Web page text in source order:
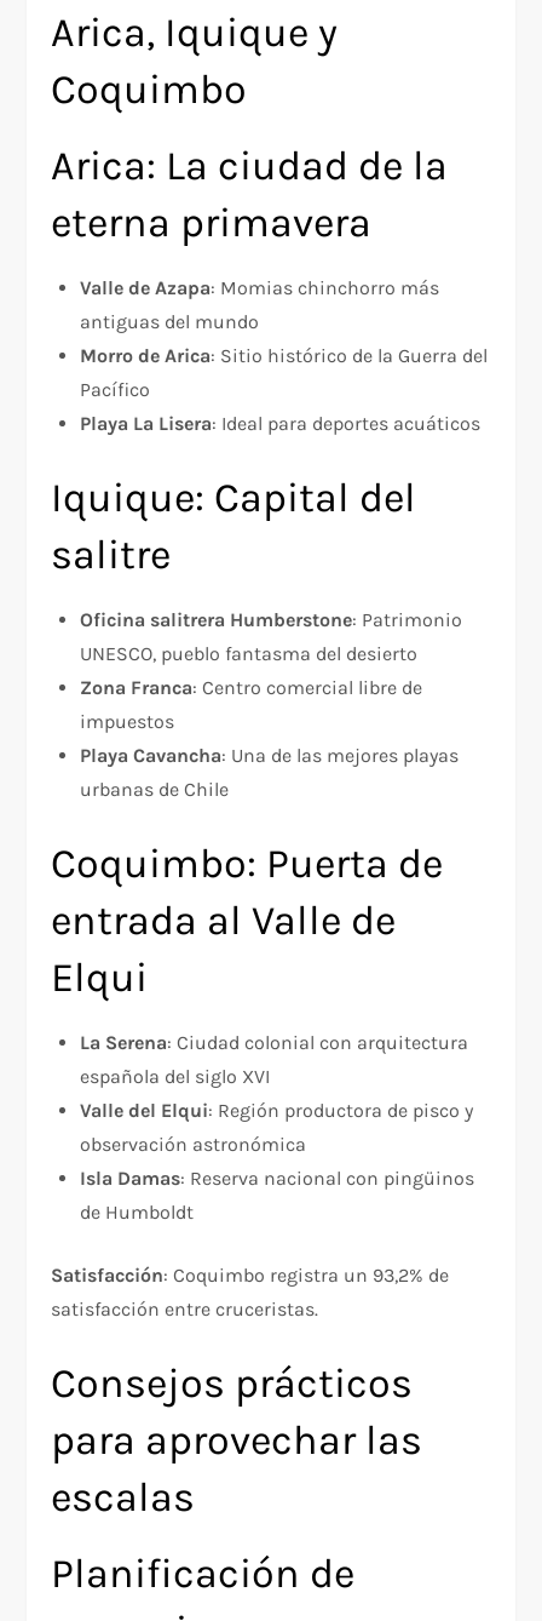
Arica, Iquique y
Coquimbo
Arica: La ciudad de la
eterna primavera
Valle de Azapa: Momias chinchorro más
antiguas del mundo
Morro de Arica: Sitio histórico de la Guerra del
Pacífico
Playa La Lisera: Ideal para deportes acuáticos
Iquique: Capital del
salitre
Oficina salitrera Humberstone: Patrimonio
UNESCO, pueblo fantasma del desierto
Zona Franca: Centro comercial libre de
impuestos
Playa Cavancha: Una de las mejores playas
urbanas de Chile
Coquimbo: Puerta de
entrada al Valle de
Elqui
La Serena: Ciudad colonial con arquitectura
española del siglo XVI
Valle del Elqui: Región productora de pisco y
observación astronómica
Isla Damas: Reserva nacional con pingüinos
de Humboldt
Satisfacción: Coquimbo registra un 93,2% de
satisfacción entre cruceristas.
Consejos prácticos
para aprovechar las
escalas
Planificación de